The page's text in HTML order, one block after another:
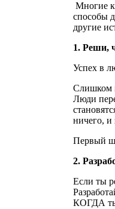
Многие
способы
другие
1. Реши,
Успех в
Слишком
Люди
ничего, и
Первый
2.
Если ты
КОГДА ты